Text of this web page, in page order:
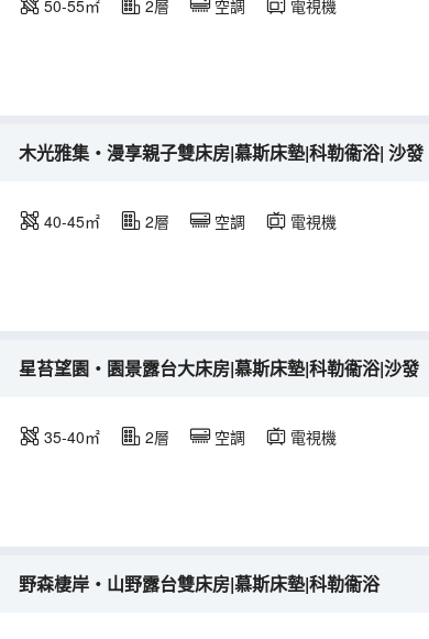
50-55㎡ 2層 空調 電視機
木光雅集・漫享親子雙床房|慕斯床墊|科勒衞浴| 沙發
40-45㎡ 2層 空調 電視機
星苔望園・園景露台大床房|慕斯床墊|科勒衞浴|沙發
35-40㎡ 2層 空調 電視機
野森棲岸・山野露台雙床房|慕斯床墊|科勒衞浴